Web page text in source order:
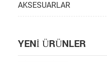
AKSESUARLAR
YENI ÜRÜNLER